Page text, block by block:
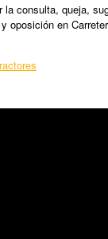
consulta, queja,
en